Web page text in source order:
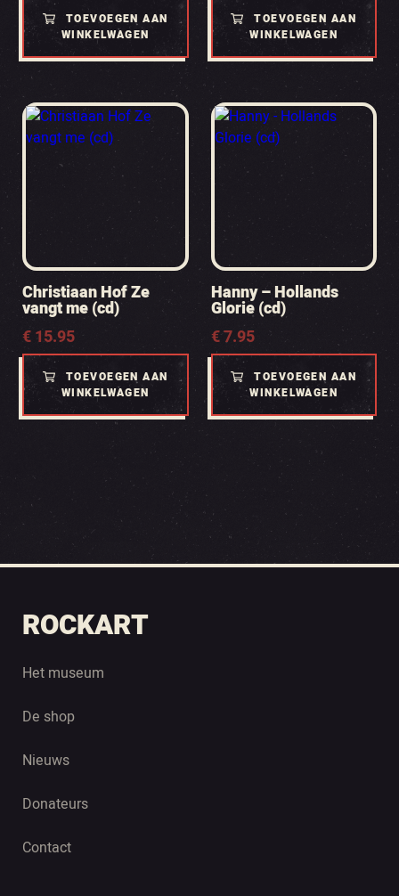
TOEVOEGEN AAN
WINKELWAGEN
TOEVOEGEN AAN
WINKELWAGEN
Christiaan Hof Ze
vangt me (cd)
€15.95
TOEVOEGEN AAN
WINKELWAGEN
Hanny – Hollands
Glorie (cd)
€7.95
TOEVOEGEN AAN
WINKELWAGEN
ROCKART
Het museum
De shop
Nieuws
Donateurs
Contact